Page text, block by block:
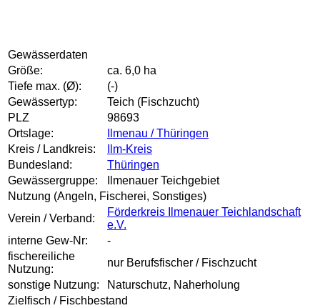
Gewässerdaten
Größe:
ca. 6,0 ha
Tiefe max. (Ø):
(-)
Gewässertyp:
Teich (Fischzucht)
PLZ
98693
Ortslage:
Ilmenau / Thüringen
Kreis / Landkreis:
Ilm-Kreis
Bundesland:
Thüringen
Gewässergruppe:
Ilmenauer Teichgebiet
Nutzung (Angeln, Fischerei, Sonstiges)
Verein / Verband:
Förderkreis Ilmenauer Teichlandschaft
e.V.
interne Gew-Nr:
-
fischereiliche
Nutzung:
nur Berufsfischer / Fischzucht
sonstige Nutzung:
Naturschutz, Naherholung
Zielfisch / Fischbestand